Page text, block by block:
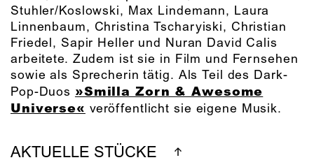
Stuhler/Koslowski, Max Lindemann, Laura
Linnenbaum, Christina Tscharyiski, Christian
Friedel, Sapir Heller und Nuran David Calis
arbeitete. Zudem ist sie in Film und Fernsehen
sowie als Sprecherin tätig. Als Teil des Dark-
Pop-Duos »Smilla Zorn & Awesome
Universe« veröffentlicht sie eigene Musik.
AKTUELLE STÜCKE